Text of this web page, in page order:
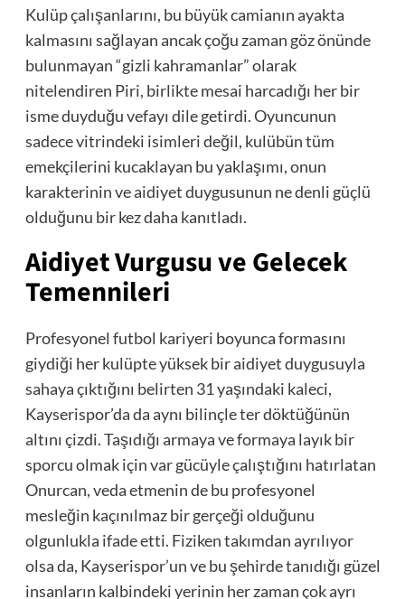
Kulüp çalışanlarını, bu büyük camianın ayakta
kalmasını sağlayan ancak çoğu zaman göz önünde
bulunmayan “gizli kahramanlar” olarak
nitelendiren Piri, birlikte mesai harcadığı her bir
isme duyduğu vefayı dile getirdi. Oyuncunun
sadece vitrindeki isimleri değil, kulübün tüm
emekçilerini kucaklayan bu yaklaşımı, onun
karakterinin ve aidiyet duygusunun ne denli güçlü
olduğunu bir kez daha kanıtladı.
Aidiyet Vurgusu ve Gelecek
Temennileri
Profesyonel futbol kariyeri boyunca formasını
giydiği her kulüpte yüksek bir aidiyet duygusuyla
sahaya çıktığını belirten 31 yaşındaki kaleci,
Kayserispor’da da aynı bilinçle ter döktüğünün
altını çizdi. Taşıdığı armaya ve formaya layık bir
sporcu olmak için var gücüyle çalıştığını hatırlatan
Onurcan, veda etmenin de bu profesyonel
mesleğin kaçınılmaz bir gerçeği olduğunu
olgunlukla ifade etti. Fiziken takımdan ayrılıyor
olsa da, Kayserispor’un ve bu şehirde tanıdığı güzel
insanların kalbindeki yerinin her zaman çok ayrı